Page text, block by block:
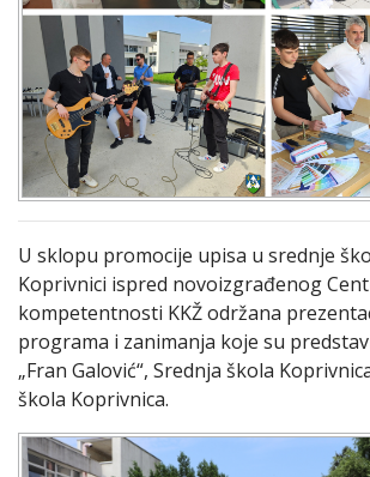
U sklopu promocije upisa u srednje
Koprivnici ispred novoizgrađenog
kompetentnosti KKŽ održana
programa i zanimanja koje su
„Fran Galović“, Srednja škola
škola Koprivnica.